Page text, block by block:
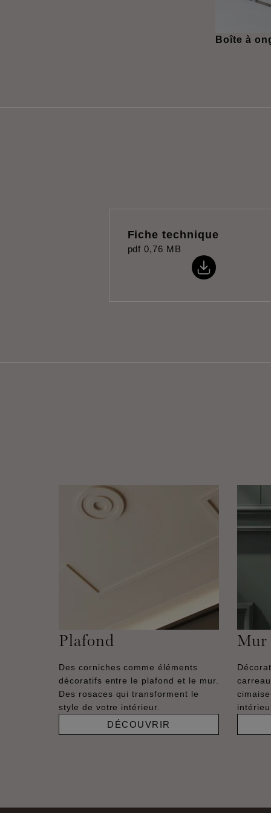
Boîte à
Fiche technique
pdf 0,76 MB
Plafond
Des corniches comme éléments
décoratifs entre le plafond et le mur.
Des rosaces qui transforment le
style de votre intérieur.
DÉCOUVRIR
Mur